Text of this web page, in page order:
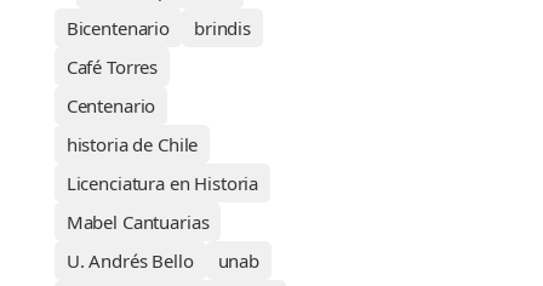
Bicentenario
brindis
Café Torres
Centenario
historia de Chile
Licenciatura en Historia
Mabel Cantuarias
U. Andrés Bello
unab